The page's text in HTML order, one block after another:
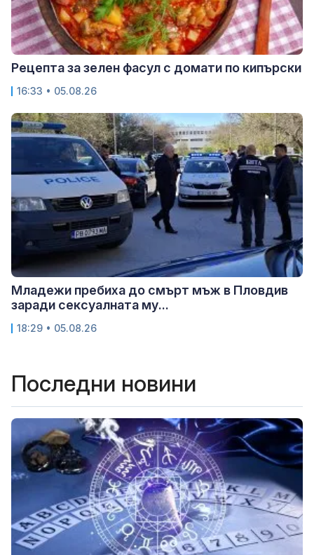
Рецепта за зелен фасул с домати по кипърски
16:33 • 05.08.26
Младежи пребиха до смърт мъж в Пловдив
заради сексуалната му...
18:29 • 05.08.26
Последни новини